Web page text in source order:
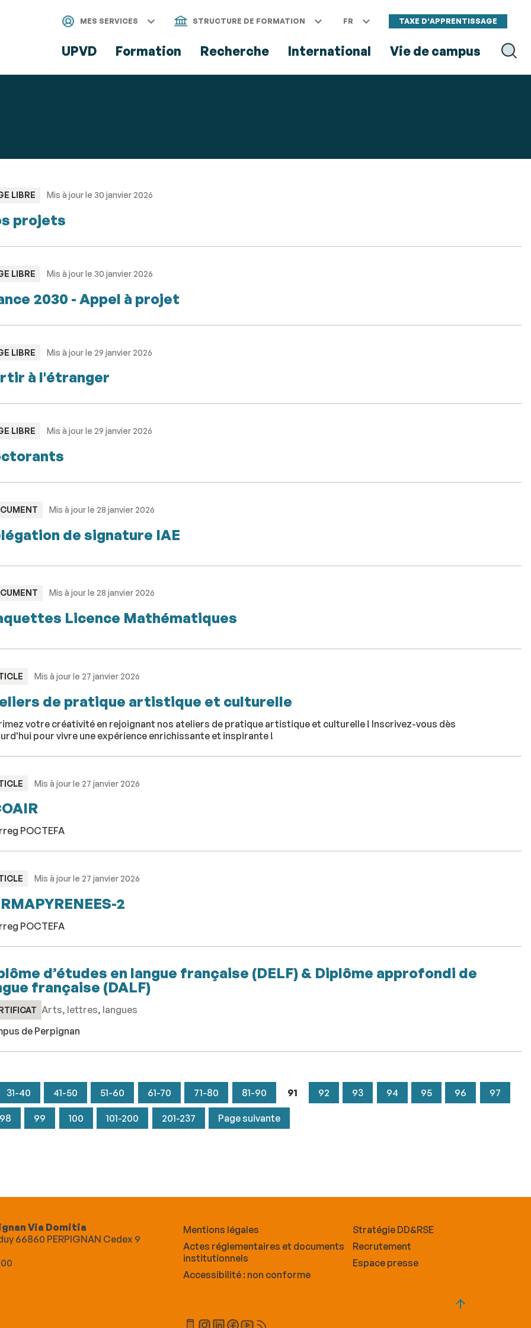
au
directs
MES SERVICES STRUCTURE DE FORMATION FR TAXE D'APPRENTISSAGE
UPVD Formation Recherche International Vie de campus
LIBRE Mis à jour le 30 janvier 2026
projets
LIBRE Mis à jour le 30 janvier 2026
2030 - Appel à projet
LIBRE Mis à jour le 29 janvier 2026
à l'étranger
LIBRE Mis à jour le 29 janvier 2026
Mis à jour le 28 janvier 2026
de signature IAE
Mis à jour le 28 janvier 2026
Licence Mathématiques
Mis à jour le 27 janvier 2026
de pratique artistique et culturelle
votre créativité en rejoignant nos ateliers de pratique artistique et culturelle ! Inscrivez-vous dès
pour vivre une expérience enrichissante et inspirante !
Mis à jour le 27 janvier 2026
POCTEFA
Mis à jour le 27 janvier 2026
2
POCTEFA
d’études en langue française (DELF) & Diplôme approfondi de
française (DALF)
Arts, lettres, langues
de Perpignan
31-40 41-50 51-60 61-70 71-80 81-90 91 92 93 94 95 96 97
98 99 100 101-200 201-237 Page suivante
Via Domitia
66860 PERPIGNAN Cedex 9
Mentions légales
Actes réglementaires et documents
institutionnels
Accessibilité : non conforme
Stratégie DD&RSE
Recrutement
Espace presse